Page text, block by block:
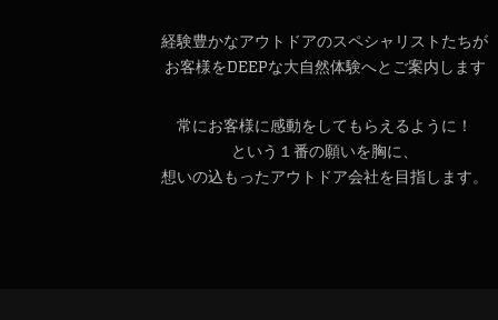
経験豊かなアウトドアのスペシャリストたちが
お客様をDEEPな大自然体験へとご案内します
常にお客様に感動をしてもらえるように！
という１番の願いを胸に、
想いの込もったアウトドア会社を目指します。